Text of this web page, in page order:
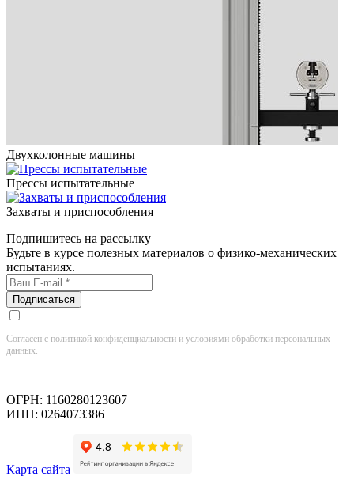
Двухколонные машины
Прессы испытательные
Захваты и приспособления
Подпишитесь на рассылку
Будьте в курсе полезных материалов о физико-механических
испытаниях.
Согласен с политикой конфиденциальности и условиями обработки персональных
данных.
ОГРН: 1160280123607
ИНН: 0264073386
Карта сайта